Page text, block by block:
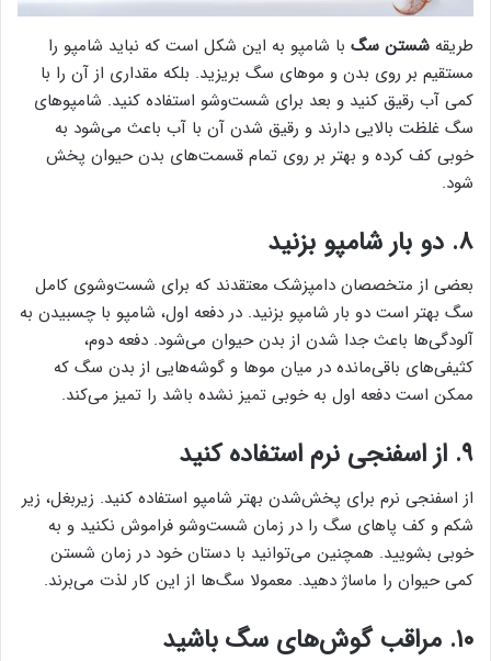
طریقه شستن سگ با شامپو به این شکل است که نباید شامپو را
مستقیم بر روی بدن و موهای سگ بریزید. بلکه مقداری از آن را با
کمی آب رقیق کنید و بعد برای شست‌وشو استفاده کنید. شامپوهای
سگ غلظت بالایی دارند و رقیق شدن آن با آب باعث می‌شود به
خوبی کف کرده و بهتر بر روی تمام قسمت‌های بدن حیوان پخش
شود.
۸. دو بار شامپو بزنید
بعضی از متخصصان دامپزشک معتقدند که برای شست‌وشوی کامل
سگ بهتر است دو بار شامپو بزنید. در دفعه اول، شامپو با چسبیدن به
آلودگی‌ها باعث جدا شدن از بدن حیوان می‌شود. دفعه دوم،
کثیفی‌های باقی‌مانده در میان موها و گوشه‌هایی از بدن سگ که
ممکن است دفعه اول به خوبی تمیز نشده باشد را تمیز می‌کند.
۹. از اسفنجی نرم استفاده کنید
از اسفنجی نرم برای پخش‌شدن بهتر شامپو استفاده کنید. زیربغل، زیر
شکم و کف پاهای سگ را در زمان شست‌وشو فراموش نکنید و به
خوبی بشویید. همچنین می‌توانید با دستان خود در زمان شستن
کمی حیوان را ماساژ دهید. معمولا سگ‌ها از این کار لذت می‌برند.
۱۰. مراقب گوش‌های سگ باشید